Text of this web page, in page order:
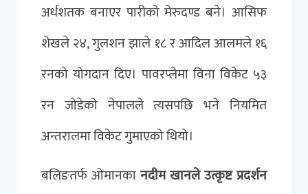
अर्धशतक बनाएर पारीको मेरुदण्ड बने। आसिफ
शेखले २४, गुलशन झाले १८ र आदिल आलमले १६
रनको योगदान दिए। पावरप्लेमा विना विकेट ५३
रन जोडेको नेपालले त्यसपछि भने नियमित
अन्तरालमा विकेट गुमाएको थियो।
बलिङतर्फ ओमानकानदीम खानले उत्कृष्ट प्रदर्शन